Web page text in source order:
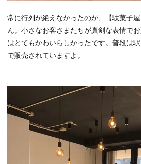
常に行列が絶えなかったのが、【駄菓子
ん。小さなお客さまたちが真剣な表情で
はとてもかわいらしかったです。普段は
で販売されていますよ。